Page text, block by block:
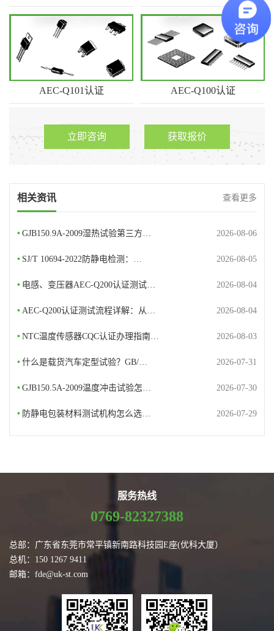
广东优科检测实验室具备AEC-
Q103认…
广东优科检测实验室具备AEC-
Q102检…
AEC-Q101认证
Q101认证…
AEC-Q100认证
件，是A…
立即咨询 获取报价
相关资讯 查看更多
• 2026-08-06
GJB150.9A-2009湿热试验第三方…
• 2026-08-05
SJ/T 10694-2022防静电检测：…
• 2026-08-04
电感、变压器AEC-Q200认证测试…
• 2026-08-04
AEC-Q200认证测试流程详解：从…
• 2026-08-03
NTC温度传感器CQC认证办理指南…
• 2026-07-31
什么是载货汽车定型试验？GB/…
• 2026-07-30
GJB150.5A-2009温度冲击试验怎…
• 2026-07-29
防静电包装材料测试机构怎么选…
服务热线
0769-82327388
总部：广东省东莞市常平镇新南路科技园E座(优科大厦）
总机：150 1267 9411
邮箱：fde@uk-st.com